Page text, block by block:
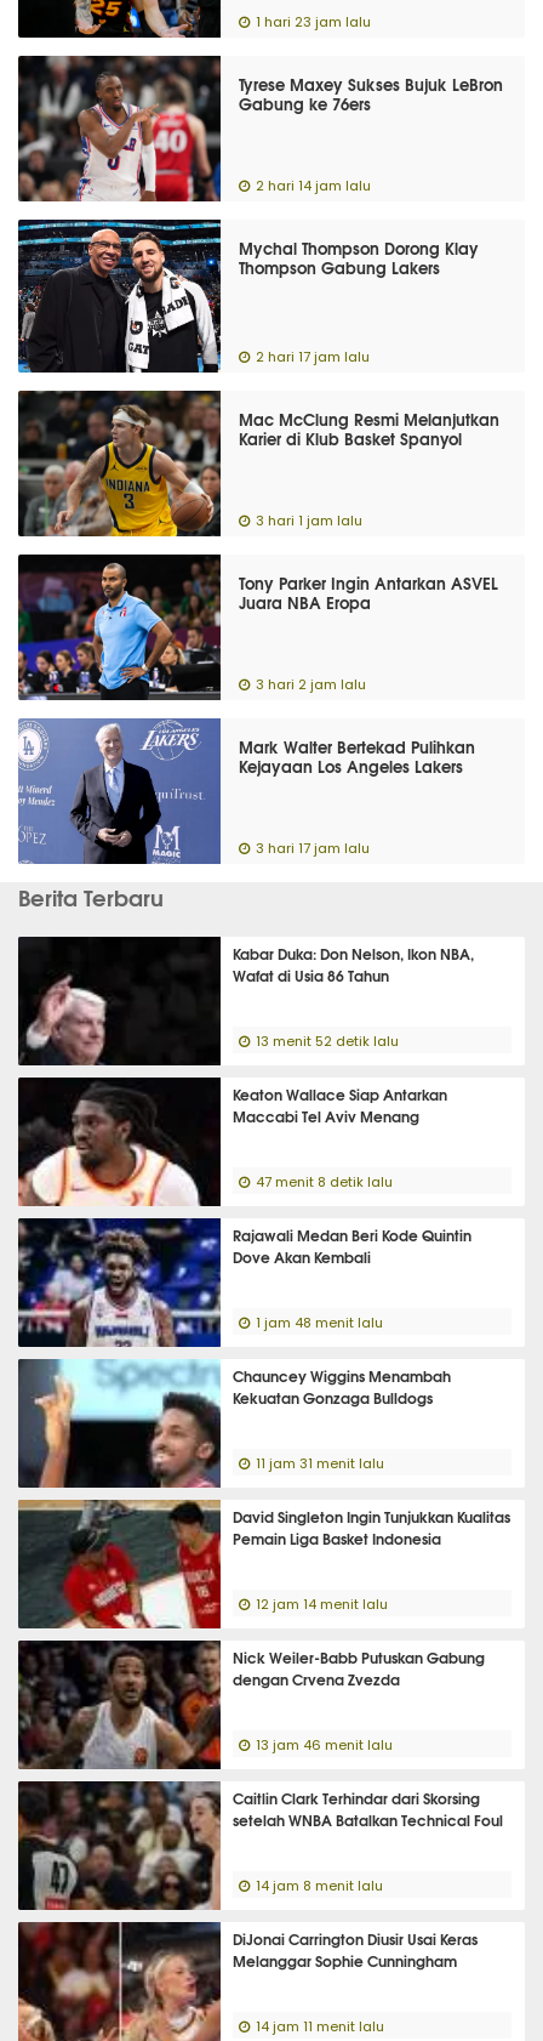
1 hari 23 jam lalu
Tyrese Maxey Sukses Bujuk LeBron
Gabung ke 76ers
2 hari 14 jam lalu
Mychal Thompson Dorong Klay
Thompson Gabung Lakers
2 hari 17 jam lalu
Mac McClung Resmi Melanjutkan
Karier di Klub Basket Spanyol
3 hari 1 jam lalu
Tony Parker Ingin Antarkan ASVEL
Juara NBA Eropa
3 hari 2 jam lalu
Mark Walter Bertekad Pulihkan
Kejayaan Los Angeles Lakers
3 hari 17 jam lalu
Berita Terbaru
Kabar Duka: Don Nelson, Ikon NBA,
Wafat di Usia 86 Tahun
13 menit 52 detik lalu
Keaton Wallace Siap Antarkan
Maccabi Tel Aviv Menang
47 menit 8 detik lalu
Rajawali Medan Beri Kode Quintin
Dove Akan Kembali
1 jam 48 menit lalu
Chauncey Wiggins Menambah
Kekuatan Gonzaga Bulldogs
11 jam 31 menit lalu
David Singleton Ingin Tunjukkan Kualitas
Pemain Liga Basket Indonesia
12 jam 14 menit lalu
Nick Weiler-Babb Putuskan Gabung
dengan Crvena Zvezda
13 jam 46 menit lalu
Caitlin Clark Terhindar dari Skorsing
setelah WNBA Batalkan Technical Foul
14 jam 8 menit lalu
DiJonai Carrington Diusir Usai Keras
Melanggar Sophie Cunningham
14 jam 11 menit lalu